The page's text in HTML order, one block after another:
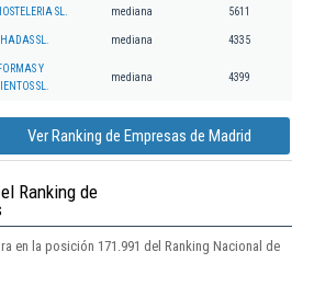
SL. mediana 5611
SL. mediana 4335
Y
SL.
mediana 4399
Ver Ranking de Empresas de Madrid
Ranking de
en la posición 171.991 del Ranking Nacional de